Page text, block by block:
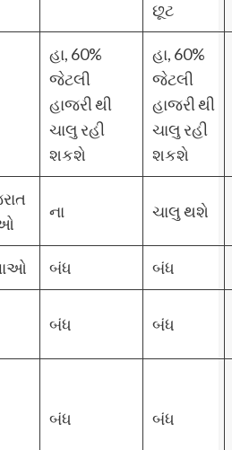
છૂટ
હા, 60%
જેટલી
હાજરી થી
ચાલુ રહી
શકશે
હા, 60%
જેટલી
હાજરી થી
ચાલુ રહી
શકશે
ના ચાલુ થશે
બંધ બંધ
બંધ બંધ
બંધ બંધ